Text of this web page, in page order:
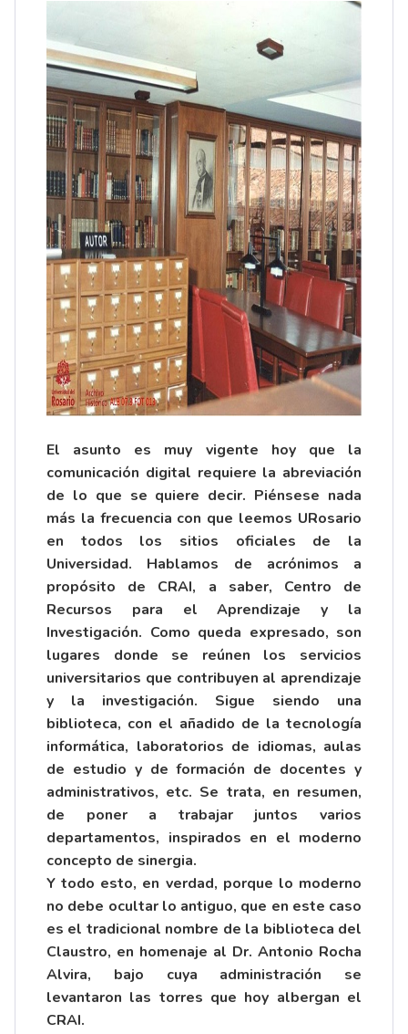
El asunto es muy vigente hoy que la
comunicación digital requiere la abreviación
de lo que se quiere decir. Piénsese nada
más la frecuencia con que leemos URosario
en todos los sitios oficiales de la
Universidad. Hablamos de acrónimos a
propósito de CRAI, a saber, Centro de
Recursos para el Aprendizaje y la
Investigación. Como queda expresado, son
lugares donde se reúnen los servicios
universitarios que contribuyen al aprendizaje
y la investigación. Sigue siendo una
biblioteca, con el añadido de la tecnología
informática, laboratorios de idiomas, aulas
de estudio y de formación de docentes y
administrativos, etc. Se trata, en resumen,
de poner a trabajar juntos varios
departamentos, inspirados en el moderno
concepto de sinergia.
Y todo esto, en verdad, porque lo moderno
no debe ocultar lo antiguo, que en este caso
es el tradicional nombre de la biblioteca del
Claustro, en homenaje al Dr. Antonio Rocha
Alvira, bajo cuya administración se
levantaron las torres que hoy albergan el
CRAI.